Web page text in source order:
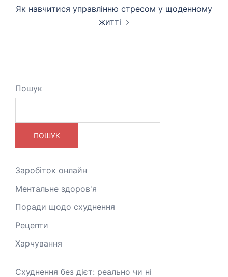
Як навчитися управлінню стресом у щоденному
житті
Пошук
ПОШУК
Заробіток онлайн
Ментальне здоров'я
Поради щодо схуднення
Рецепти
Харчування
Схуднення без дієт: реально чи ні